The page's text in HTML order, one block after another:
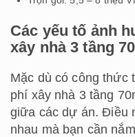
Các yếu tố ảnh
xây nhà 3 tầng
Mặc dù có công thức
phí xây nhà 3 tầng
giữa các dự án. Điều
nhau mà bạn cần